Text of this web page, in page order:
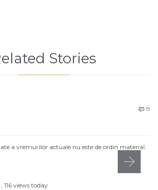
Stories
 8
a vremurilor actuale nu este de ordin material.
, 116 views today